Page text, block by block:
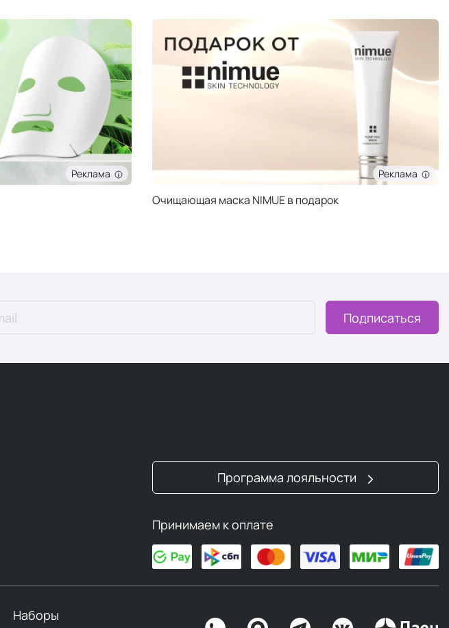
Реклама Реклама
Очищающая маска NIMUE в подарок
Подписаться
Программа лояльности
Принимаем к оплате
Наборы